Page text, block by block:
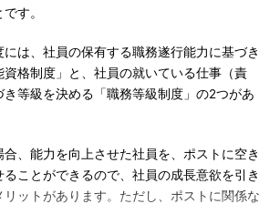
す。
は、社員の保有する職務遂行能力に基づき
格制度」と、社員の就いている仕事（責
等級を決める「職務等級制度」の2つがあ
、能力を向上させた社員を、ポストに空き
ことができるので、社員の成長意欲を引き
リットがあります。ただし、ポストに関係な